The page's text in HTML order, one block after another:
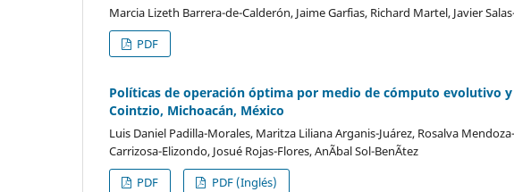
Marcia Lizeth Barrera-de-Calderón, Jaime Garfias, Richard Martel, Javier
PDF
Políticas de operación óptima por medio de cómputo evolutivo
Cointzio, Michoacán, México
Luis Daniel Padilla-Morales, Maritza Liliana Arganis-Juárez, Rosalva
Carrizosa-Elizondo, Josué Rojas-Flores, AnÃ­bal Sol-BenÃ­tez
PDF PDF (Inglés)